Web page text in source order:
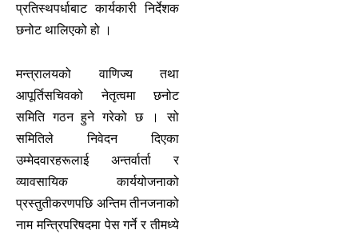
प्रतिस्थपर्धाबाट कार्यकारी निर्देशक
छनोट थालिएको हो ।
मन्त्रालयको वाणिज्य तथा
आपूर्तिसचिवको नेतृत्वमा छनोट
समिति गठन हुने गरेको छ । सो
समितिले निवेदन दिएका
उम्मेदवारहरूलाई अन्तर्वार्ता र
व्यावसायिक कार्ययोजनाको
प्रस्तुतीकरणपछि अन्तिम तीनजनाको
नाम मन्त्रिपरिषदमा पेस गर्ने र तीमध्ये